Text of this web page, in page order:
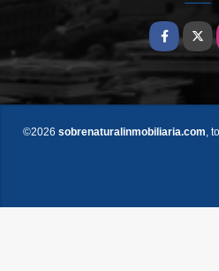
Facebook
X
©2026 sobrenaturalinmobiliaria.com,